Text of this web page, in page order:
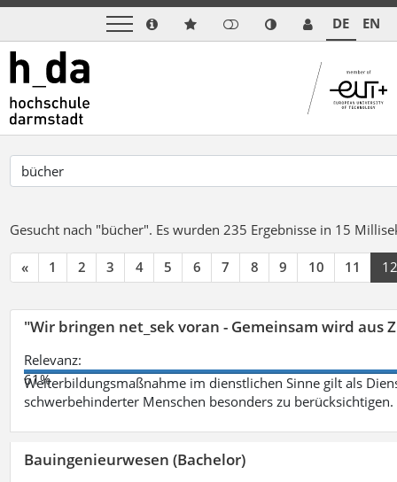
DE EN
Gesucht nach "bücher". Es wurden 235 Ergebnisse in 15
« 1 2 3 4 5 6 7 8 9 10 11 12
"Wir bringen net_sek voran - Gemeinsam wird aus
Relevanz:
61%
Weiterbildungsmaßnahme im dienstlichen Sinne gilt als
schwerbehinderter Menschen besonders zu berücksichtigen.
Bauingenieurwesen (Bachelor)